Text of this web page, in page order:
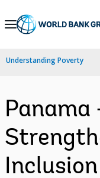
Skip
Navigation
Understanding Poverty
Panama